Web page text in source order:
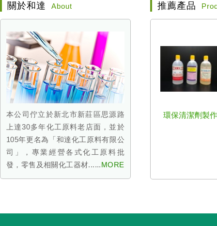
關於和達 About
本公司佇立於新北市新莊區思源路
上達30多年化工原料老店面，並於
105年更名為「和達化工原料有限公
司」，專業經營各式化工原料批
發，零售及相關化工器材......MORE
推薦產品
環保清潔劑製作